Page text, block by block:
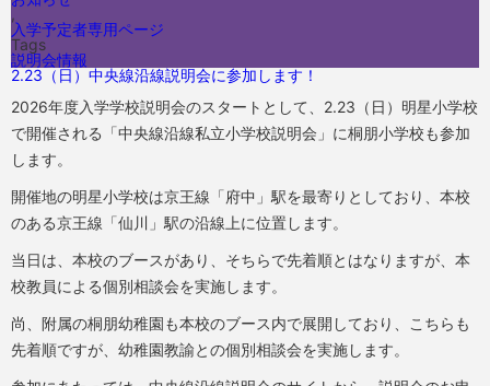
,
入学予定者専用ページ
Tags
説明会情報
2.23（日）中央線沿線説明会に参加します！
2026年度入学学校説明会のスタートとして、2.23（日）明星小学校
で開催される「中央線沿線私立小学校説明会」に桐朋小学校も参加
します。
開催地の明星小学校は京王線「府中」駅を最寄りとしており、本校
のある京王線「仙川」駅の沿線上に位置します。
当日は、本校のブースがあり、そちらで先着順とはなりますが、本
校教員による個別相談会を実施します。
尚、附属の桐朋幼稚園も本校のブース内で展開しており、こちらも
先着順ですが、幼稚園教諭との個別相談会を実施します。